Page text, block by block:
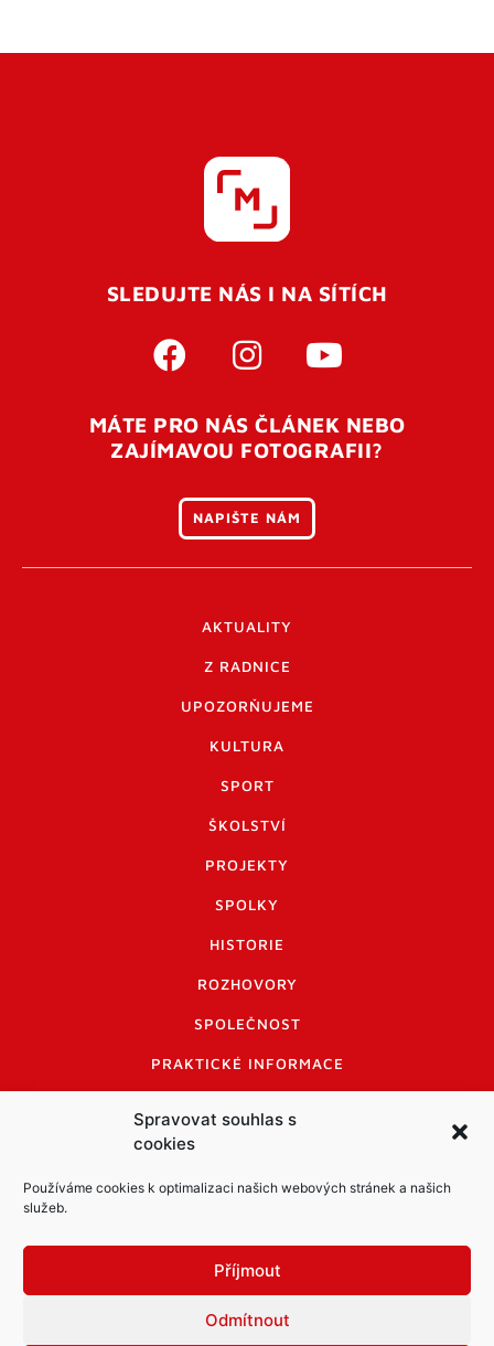
Spravovat souhlas s
cookies
Používáme cookies k optimalizaci našich webových stránek a našich
služeb.
Příjmout
Odmítnout
SLEDUJTE NÁS I NA SÍTÍCH
MÁTE PRO NÁS ČLÁNEK NEBO
ZAJÍMAVOU FOTOGRAFII?
NAPIŠTE NÁM
AKTUALITY
Z RADNICE
UPOZORŇUJEME
KULTURA
SPORT
ŠKOLSTVÍ
PROJEKTY
SPOLKY
HISTORIE
ROZHOVORY
SPOLEČNOST
PRAKTICKÉ INFORMACE
INFORMACE A KODEX DISKUTUJÍCÍCH
LOGO A LOGO MANUÁL
Informace o zpracování osobních údajů